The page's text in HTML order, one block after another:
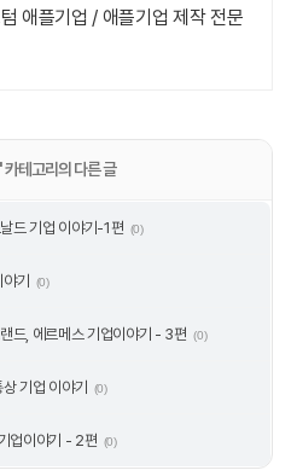
애플기업 / 애플기업 제작 전문
' 카테고리의 다른 글
드 기업 이야기-1편 (0)
야기 (0)
드, 에르메스 기업이야기 - 3편 (0)
기업 이야기 (0)
업이야기 - 2편 (0)